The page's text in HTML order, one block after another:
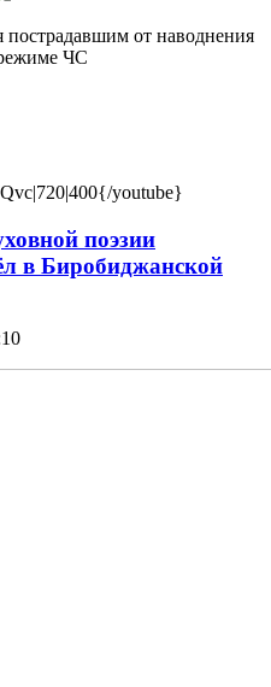
пострадавшим от наводнения
ЧС
youtube}
поэзии
в Биробиджанской